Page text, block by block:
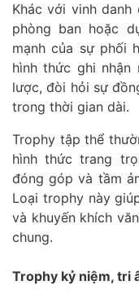
Khác với vinh
phòng ban hoặc
mạnh của sự phối
hình thức ghi nhận
lược, đòi hỏi sự
trong thời gian dài.
Trophy tập thể
hình thức trang
đóng góp và tầm
Loại trophy này
và khuyến khích
chung.
Trophy kỷ niệm, tri